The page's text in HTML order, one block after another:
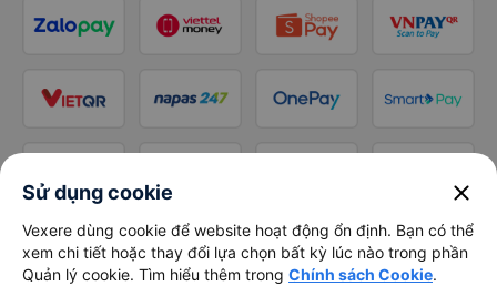
Sử dụng cookie close
Vexere dùng cookie để website hoạt động ổn định. Bạn có thể
xem chi tiết hoặc thay đổi lựa chọn bất kỳ lúc nào trong phần
Quản lý cookie. Tìm hiểu thêm trong Chính sách Cookie.